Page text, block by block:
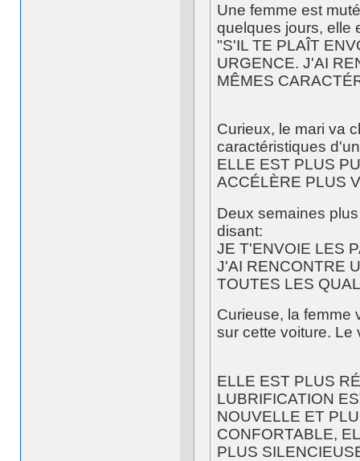
Une femme est
quelques jours, elle
"S'IL TE PLAÎT
URGENCE. J'AI
MÊMES
Curieux, le mari va
caractéristiques
ELLE EST PLUS
ACCÉLÈRE PLUS
Deux semaines
disant:
JE T'ENVOIE LES
J'AI RENCONTRE
TOUTES LES
Curieuse, la femme
sur cette voiture. Le
ELLE EST PLUS
LUBRIFICATION
NOUVELLE ET
CONFORTABLE,
PLUS